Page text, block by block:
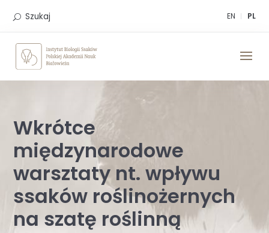
EN PL
Szukaj
Wkrótce
międzynarodowe
warsztaty nt. wpływu
ssaków roślinożernych
na szatę roślinną